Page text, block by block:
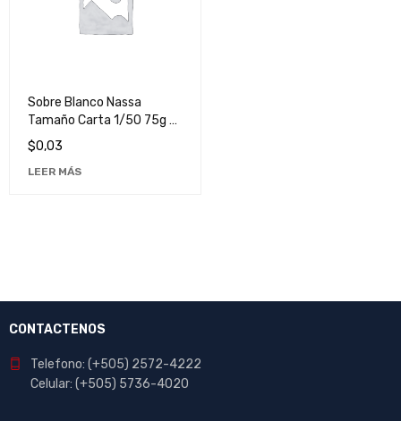
Sobre Blanco Nassa
Tamaño Carta 1/50 75g -
Papelería de Alta Calidad
para Oficina y Hogar
$0,03
LEER MÁS
CONTACTENOS
Telefono: (+505) 2572-4222
Celular: (+505) 5736-4020